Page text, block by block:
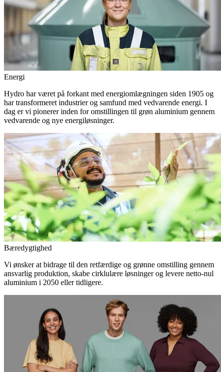
Energi
Hydro har været på forkant med energiomlægningen siden 1905 og
har transformeret industrier og samfund med vedvarende energi. I
dag er vi pionerer inden for omstillingen til grøn aluminium gennem
vedvarende og nye energiløsninger.
Bæredygtighed
Vi ønsker at bidrage til den retfærdige og grønne omstilling gennem
ansvarlig produktion, skabe cirklulære løsninger og levere netto-nul
aluminium i 2050 eller tidligere.